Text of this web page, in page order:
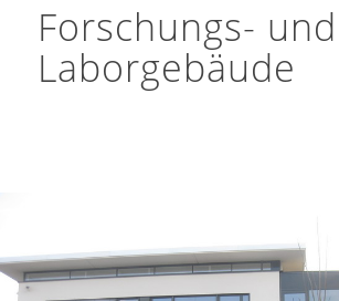
Forschungs- und
Laborgebäude